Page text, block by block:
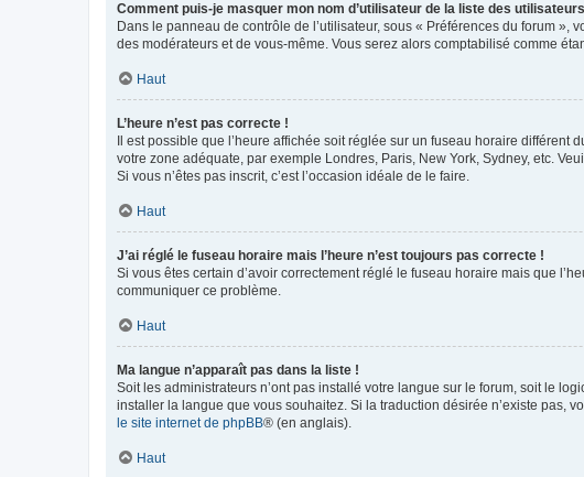
Comment puis-je masquer mon nom d’utilisateur de la liste des
Dans le panneau de contrôle de l’utilisateur, sous « Préférences du forum
des modérateurs et de vous-même. Vous serez alors comptabilisé comme
Haut
L’heure n’est pas correcte !
Il est possible que l’heure affichée soit réglée sur un fuseau horaire
votre zone adéquate, par exemple Londres, Paris, New York, Sydney, etc.
Si vous n’êtes pas inscrit, c’est l’occasion idéale de le faire.
Haut
J’ai réglé le fuseau horaire mais l’heure n’est toujours pas correcte !
Si vous êtes certain d’avoir correctement réglé le fuseau horaire mais que
communiquer ce problème.
Haut
Ma langue n’apparaît pas dans la liste !
Soit les administrateurs n’ont pas installé votre langue sur le forum, soit le
installer la langue que vous souhaitez. Si la traduction désirée n’existe pas,
le site internet de phpBB® (en anglais).
Haut